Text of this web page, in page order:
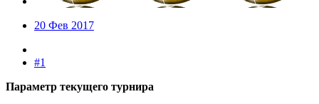
20 Фев 2017
#1
Параметр текущего турнира